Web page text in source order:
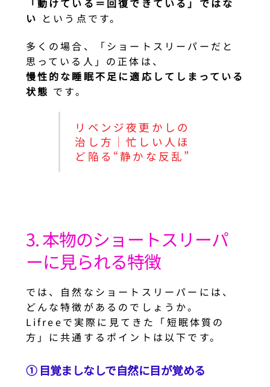
「動けている＝回復できている」ではな
い という点です。
多くの場合、「ショートスリーパーだと
思っている人」の正体は、
慢性的な睡眠不足に適応してしまっている
状態 です。
リベンジ夜更かしの
治し方｜忙しい人ほ
ど陥る“静かな反乱”
3. 本物のショートスリーパ
ーに見られる特徴
では、自然なショートスリーパーには、
どんな特徴があるのでしょうか。
Lifreeで実際に見てきた「短眠体質の
方」に共通するポイントは以下です。
① 目覚ましなしで自然に目が覚める